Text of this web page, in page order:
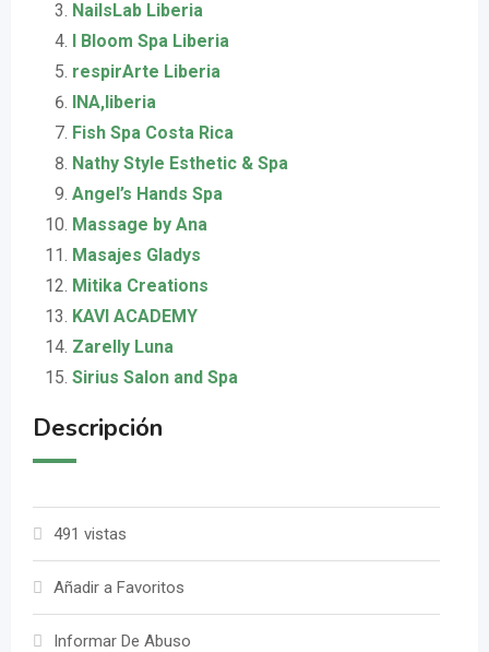
NailsLab Liberia
I Bloom Spa Liberia
respirArte Liberia
INA,liberia
Fish Spa Costa Rica
Nathy Style Esthetic & Spa
Angel’s Hands Spa
Massage by Ana
Masajes Gladys
Mitika Creations
KAVI ACADEMY
Zarelly Luna
Sirius Salon and Spa
Descripción
491 vistas
Añadir a Favoritos
Informar De Abuso